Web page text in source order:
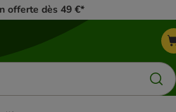
offerte dès 49 €*